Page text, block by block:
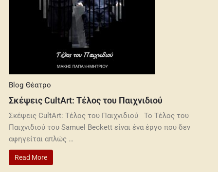
Blog Θέατρο
Σκέψεις CultArt: Τέλος του Παιχνιδιού
Σκέψεις CultArt: Τέλος του Παιχνιδιού Το Τέλος του
Παιχνιδιού του Samuel Beckett είναι ένα έργο που δεν
αφηγείται απλώς …
Read More